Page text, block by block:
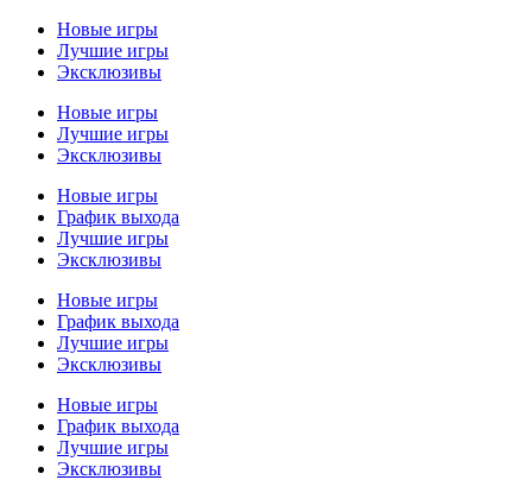
Новые игры
Лучшие игры
Эксклюзивы
Новые игры
Лучшие игры
Эксклюзивы
Новые игры
График выхода
Лучшие игры
Эксклюзивы
Новые игры
График выхода
Лучшие игры
Эксклюзивы
Новые игры
График выхода
Лучшие игры
Эксклюзивы